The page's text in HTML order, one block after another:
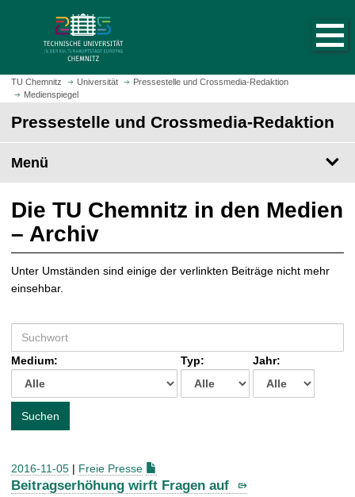
m
H
t
s
i
e
a
u
f
r
u
f
e
TU Chemnitz Universität
Pressestelle und Crossmedia-Redaktion
Medienspiegel
Pressestelle und Crossmedia-Redaktion
Menü
Die TU Chemnitz in den Medien
– Archiv
Unter Umständen sind einige der verlinkten Beiträge nicht mehr
einsehbar.
u
c
e
h
:
Medium: Typ: Jahr:
Suchen
2016-11-05 | Freie Presse
Beitragserhöhung wirft Fragen auf